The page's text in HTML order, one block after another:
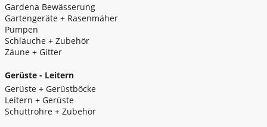
Gardena Bewässerung
Gartengeräte + Rasenmäher
Pumpen
Schläuche + Zubehör
Zäune + Gitter
Gerüste - Leitern
Gerüste + Gerüstböcke
Leitern + Gerüste
Schuttrohre + Zubehör